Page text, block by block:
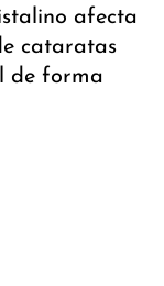
afecta
cataratas
de forma